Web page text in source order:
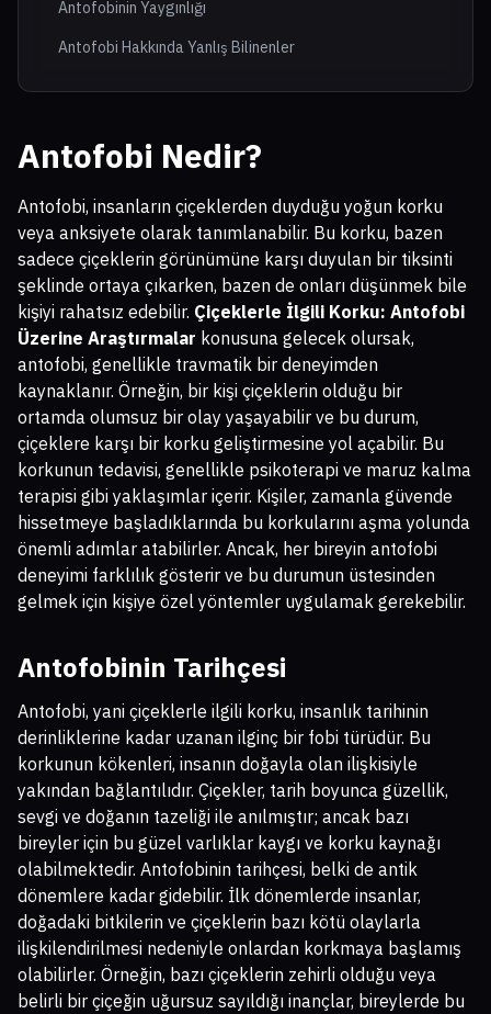
Antofobinin Yaygınlığı
Antofobi Hakkında Yanlış Bilinenler
Antofobi Nedir?
Antofobi, insanların çiçeklerden duyduğu yoğun korku
veya anksiyete olarak tanımlanabilir. Bu korku, bazen
sadece çiçeklerin görünümüne karşı duyulan bir tiksinti
şeklinde ortaya çıkarken, bazen de onları düşünmek bile
kişiyi rahatsız edebilir. Çiçeklerle İlgili Korku: Antofobi
Üzerine Araştırmalar konusuna gelecek olursak,
antofobi, genellikle travmatik bir deneyimden
kaynaklanır. Örneğin, bir kişi çiçeklerin olduğu bir
ortamda olumsuz bir olay yaşayabilir ve bu durum,
çiçeklere karşı bir korku geliştirmesine yol açabilir. Bu
korkunun tedavisi, genellikle psikoterapi ve maruz kalma
terapisi gibi yaklaşımlar içerir. Kişiler, zamanla güvende
hissetmeye başladıklarında bu korkularını aşma yolunda
önemli adımlar atabilirler. Ancak, her bireyin antofobi
deneyimi farklılık gösterir ve bu durumun üstesinden
gelmek için kişiye özel yöntemler uygulamak gerekebilir.
Antofobinin Tarihçesi
Antofobi, yani çiçeklerle ilgili korku, insanlık tarihinin
derinliklerine kadar uzanan ilginç bir fobi türüdür. Bu
korkunun kökenleri, insanın doğayla olan ilişkisiyle
yakından bağlantılıdır. Çiçekler, tarih boyunca güzellik,
sevgi ve doğanın tazeliği ile anılmıştır; ancak bazı
bireyler için bu güzel varlıklar kaygı ve korku kaynağı
olabilmektedir. Antofobinin tarihçesi, belki de antik
dönemlere kadar gidebilir. İlk dönemlerde insanlar,
doğadaki bitkilerin ve çiçeklerin bazı kötü olaylarla
ilişkilendirilmesi nedeniyle onlardan korkmaya başlamış
olabilirler. Örneğin, bazı çiçeklerin zehirli olduğu veya
belirli bir çiçeğin uğursuz sayıldığı inançlar, bireylerde bu